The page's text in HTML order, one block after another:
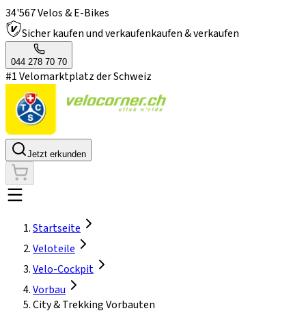
34'567 Velos & E-Bikes
Sicher kaufen und verkaufenkaufen & verkaufen
044 278 70 70
#1 Velomarktplatz der Schweiz
Jetzt erkunden
Startseite
Veloteile
Velo-Cockpit
Vorbau
City & Trekking Vorbauten